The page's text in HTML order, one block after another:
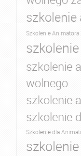
Szkolenie Animatora
szkolenie
wolnego
szkolenie
szkolenie
Szkolenie dla